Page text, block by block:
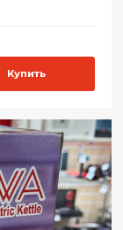
Купить